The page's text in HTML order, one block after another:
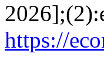
https://